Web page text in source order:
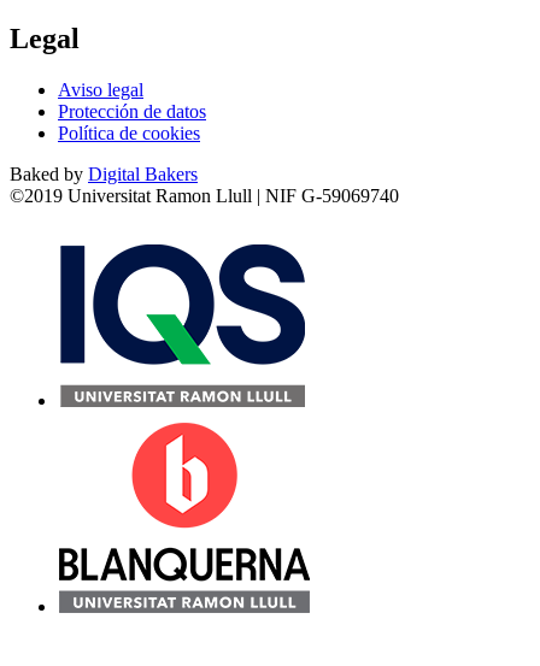
Legal
Aviso legal
Protección de datos
Política de cookies
Baked by Digital Bakers
©2019 Universitat Ramon Llull | NIF G-59069740